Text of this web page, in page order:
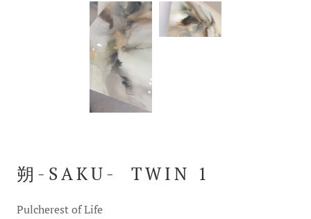
朔-SAKU- TWIN 1
Pulcherest of Life